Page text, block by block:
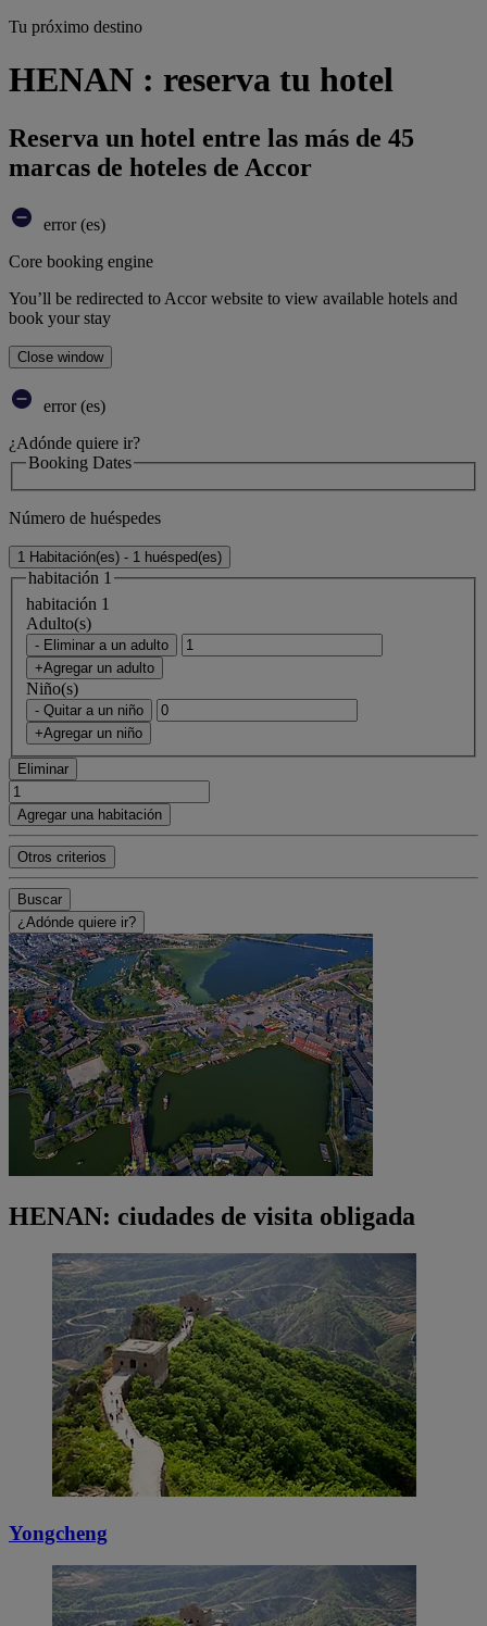
Tu próximo destino
HENAN : reserva tu hotel
Reserva un hotel entre las más de 45
marcas de hoteles de Accor
error (es)
Core booking engine
You’ll be redirected to Accor website to view available hotels and
book your stay
Close window
error (es)
¿Adónde quiere ir?
Booking Dates
Número de huéspedes
1 Habitación(es) - 1 huésped(es)
habitación 1
habitación 1
Adulto(s)
- Eliminar a un adulto
+Agregar un adulto
Niño(s)
- Quitar a un niño
+Agregar un niño
Eliminar
Agregar una habitación
Otros criterios
Buscar
¿Adónde quiere ir?
HENAN: ciudades de visita obligada
Yongcheng